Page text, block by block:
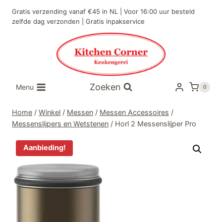
naar
Gratis verzending vanaf €45 in NL | Voor 16:00 uur besteld
zelfde dag verzonden | Gratis inpakservice
Menu Zoeken 0
Home / Winkel / Messen / Messen Accessoires /
Messenslijpers en Wetstenen / Horl 2 Messenslijper Pro
Aanbieding!